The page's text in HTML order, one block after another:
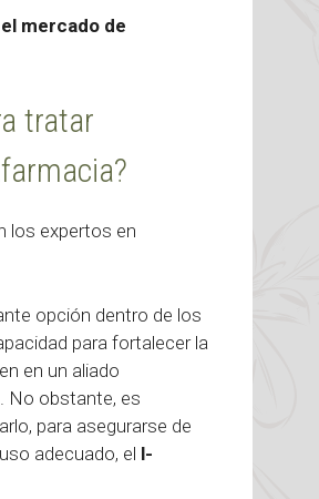
mercado de
tratar
los expertos en
opción dentro de los
para fortalecer la
en un aliado
No obstante, es
para asegurarse de
adecuado, el l-